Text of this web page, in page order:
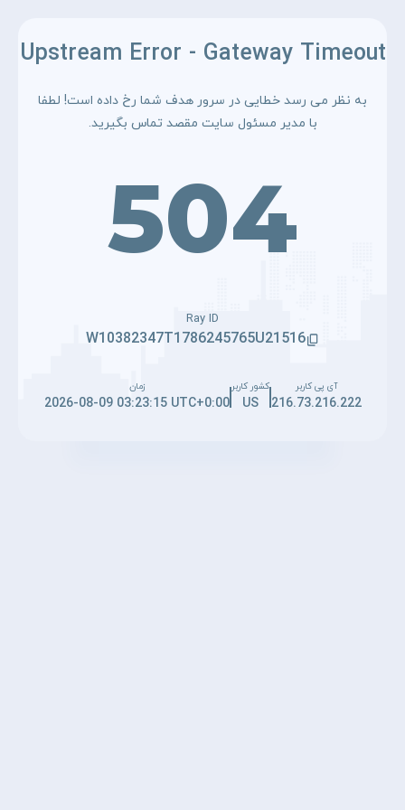
Upstream Error - Gateway Timeout
به نظر می رسد خطایی در سرور هدف شما رخ داده است! لطفا
با مدیر مسئول سایت مقصد تماس بگیرید.
504
Ray ID
W10382347T1786245765U21516
آی پی کاربر
216.73.216.222
کشور کاربر
US
زمان
2026-08-09 03:23:15 UTC+0:00